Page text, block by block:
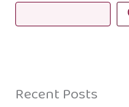
Recent Posts